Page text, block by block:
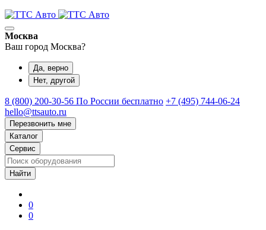
Москва
Ваш город Москва?
Да, верно
Нет, другой
8 (800) 200-30-56 По России бесплатно +7 (495) 744-06-24
hello@ttsauto.ru
Перезвонить мне
Каталог
Сервис
0
0